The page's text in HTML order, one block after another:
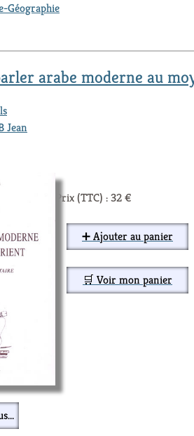
Géographie
arabe moderne au
Jean
Prix (TTC) : 32 €
➕ Ajouter au panier
🛒 Voir mon panier